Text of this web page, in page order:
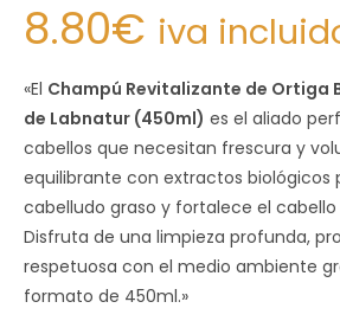
8.80€ iva
«El Champú Revitalizante de Ortiga
de Labnatur (450ml) es el aliado
cabellos que necesitan frescura y
equilibrante con extractos biológicos
cabelludo graso y fortalece el cabello
Disfruta de una limpieza profunda,
respetuosa con el medio ambiente
formato de 450ml.»